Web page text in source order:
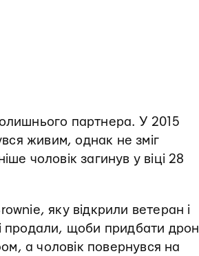
партнера. У 2015
живим, однак не зміг
чоловік загинув у віці 28
яку відкрили ветеран і
продали, щоби придбати дрон
а чоловік повернувся на